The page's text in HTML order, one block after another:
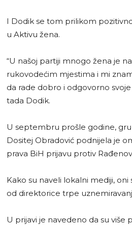
I Dodik se tom prilikom
u Aktivu žena.
“U našoj partiji mnogo žena je
rukovodećim mjestima i mi
da rade dobro i odgovorno svoje
tada Dodik.
U septembru prošle godine,
Dositej Obradović podnijela je
prava BiH prijavu protiv
Kako su naveli lokalni mediji, oni
od direktorice trpe
U prijavi je navedeno da su više